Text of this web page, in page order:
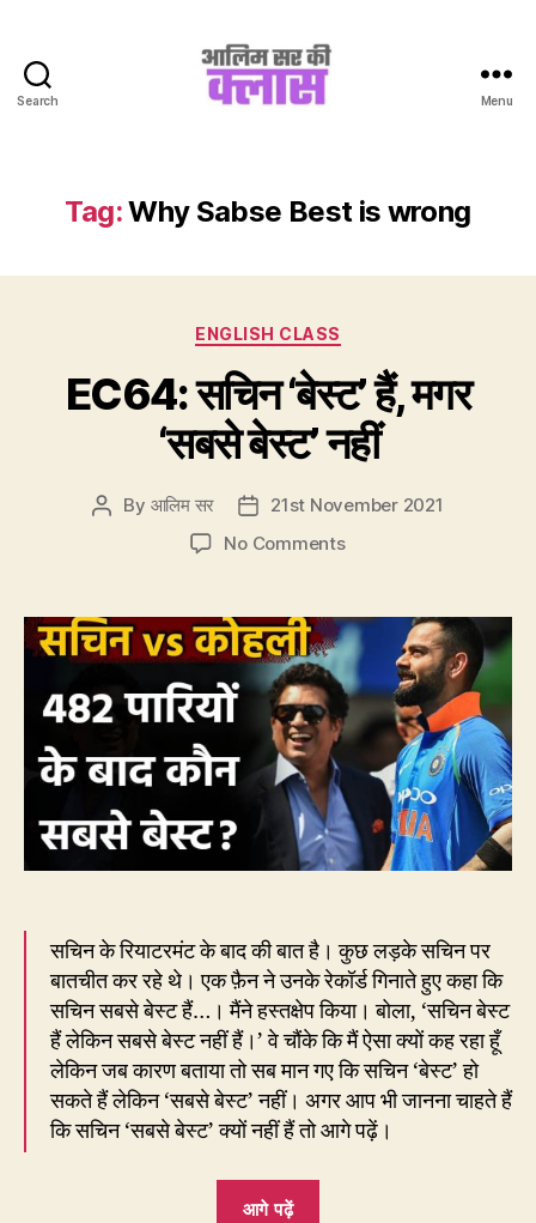
Search
Class
Menu
Tag:Why Sabse Best is wrong
Categories
ENGLISH CLASS
EC64: सचिन ‘बेस्ट’ हैं, मगर
‘सबसे बेस्ट’ नहीं
Post
By आलिम सर
Post
date
21st November 2021
No Commentson
‘बेस्ट’
हैं,
‘सबसे
बेस्ट’
सचिन के रियाटरमंट के बाद की बात है। कुछ लड़के सचिन पर
बातचीत कर रहे थे। एक फ़ैन ने उनके रेकॉर्ड गिनाते हुए कहा कि
सचिन सबसे बेस्ट हैं…। मैंने हस्तक्षेप किया। बोला, ‘सचिन बेस्ट
हैं लेकिन सबसे बेस्ट नहीं हैं।’ वे चौंके कि मैं ऐसा क्यों कह रहा हूँ
लेकिन जब कारण बताया तो सब मान गए कि सचिन ‘बेस्ट’ हो
सकते हैं लेकिन ‘सबसे बेस्ट’ नहीं। अगर आप भी जानना चाहते हैं
कि सचिन ‘सबसे बेस्ट’ क्यों नहीं हैं तो आगे पढ़ें।
आगे पढ़ें